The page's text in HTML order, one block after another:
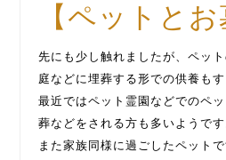
【ペットとお
先にも少し触れましたが、ペッ
庭などに埋葬する形での供養も
最近ではペット霊園などでのペ
葬などをされる方も多いようです
また家族同様に過ごしたペット